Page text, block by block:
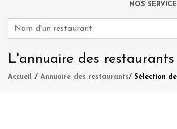
NOS
L'annuaire des
Accueil / Annuaire des restaurants/ Sélection